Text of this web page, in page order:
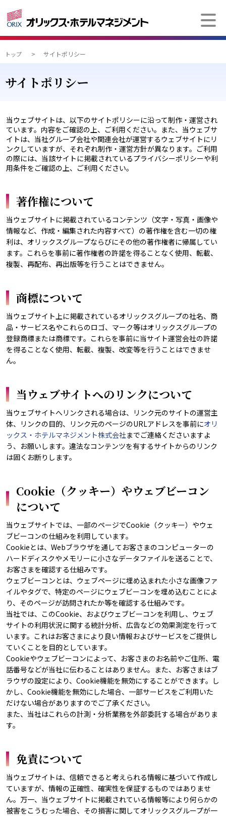
トップ > サイトポリシー
サイトポリシー
当ウェブサイトは、以下のサイトポリシーに沿って制作・運営され
ています。内容をご確認の上、ご利用ください。また、当ウェブサ
イトは、当社グループ会社や関連会社が運営するウェブサイトにリ
ンクしていますが、それぞれ制作・運営方針が異なります。ご利用
の際には、当該サイトに掲載されているプライバシーポリシーや利
用条件をご確認の上、ご利用ください。
著作権について
当ウェブサイトに掲載されているコンテンツ（文字・写真・画像や
情報など、作成・編集された内容すべて）の著作権を含む一切の権
利は、オリックスグループならびにその他の著作権者に帰属してい
ます。これらを事前に著作権者の許諾を得ることなく使用、転載、
複製、再配布、再出版等を行うことはできません。
商標について
当ウェブサイト上に掲載されているオリックスグループの社名、商
品・サービス名やこれらのロゴ、マーク等はオリックスグループの
登録商標または商標です。これらを事前に当サイト運営会社の許諾
を得ることなく使用、転載、複製、改変等を行うことはできませ
ん。
当ウェブサイトへのリンクについて
当ウェブサイトへリンクされる場合は、リンク元のサイトの運営主
体、リンクの目的、リンク元のページのURLアドレスを事前にオリ
ックス・ホテルマネジメント株式会社までご連絡くださいますよ
う、お願いします。違法なコンテンツを有するサイトからのリンク
は固くお断りします。
Cookie（クッキー）やウェブビーコン
について
当ウェブサイトでは、一部のページでCookie（クッキー）やウェ
ブビーコンの仕組みを利用しています。
Cookieとは、Webブラウザを通してお客さまのコンピューターの
ハードディスクやメモリーに小さなデータファイルを送ることで、
お客さまを確認する仕組みです。
ウェブビーコンとは、ウェブページに埋め込まれた小さな画像ファ
イルやタグで、特定のページにウェブビーコンを埋め込むことによ
り、そのページが訪問されたか等を確認する仕組みです。
当社では、このCookie、およびウェブビーコンを利用し、ウェブ
サイトの利用状況に関する統計分析、広告などの効果測定を行って
います。これはお客さまにより良い情報およびサービスをご提供し
ていくことを目的としています。
Cookieやウェブビーコンによって、お客さまのお名前やご住所、電
話番号などが当社に伝わることはありません。また、お客さまはブ
ラウザの設定により、Cookie機能を無効にすることができます。し
かし、Cookie機能を無効にした場合、一部サービスをご利用いた
だけない場合がありますのでご了承ください。
また、当社はこれらの計測・分析業務を外部委託する場合がありま
す。
免責について
当ウェブサイトは、信頼できると考えられる情報に基づいて作成し
ていますが、情報の正確性、確実性を保証するものではありませ
ん。万一、当ウェブサイトに掲載されている情報等により何らかの
被害をこうむった場合、その損害に関してオリックスグループが一